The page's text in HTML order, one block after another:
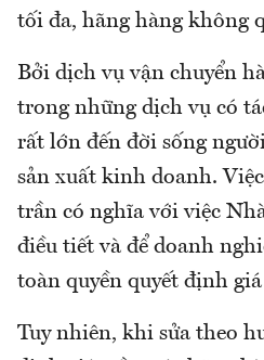
tối đa, hãng hàng không
Bởi dịch vụ vận chuyển
trong những dịch vụ có
rất lớn đến đời sống
sản xuất kinh doanh.
trần có nghĩa với việc
điều tiết và để doanh
toàn quyền quyết định
Tuy nhiên, khi sửa theo